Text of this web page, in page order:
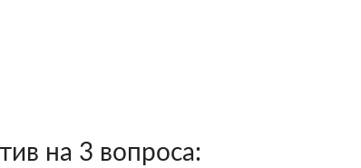
на 3 вопроса: